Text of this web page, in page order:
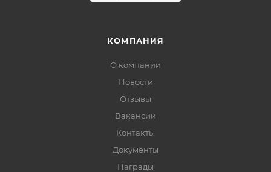
КОМПАНИЯ
О компании
Новости
Отзывы
Вакансии
Контакты
Документы
Награды